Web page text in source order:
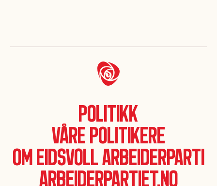
Politikk
Våre politikere
Om Eidsvoll Arbeiderparti
Arbeiderpartiet.no